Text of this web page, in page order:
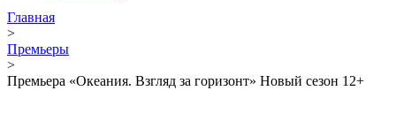
Главная
>
Премьеры
>
Премьера «Океания. Взгляд за горизонт» Новый сезон 12+